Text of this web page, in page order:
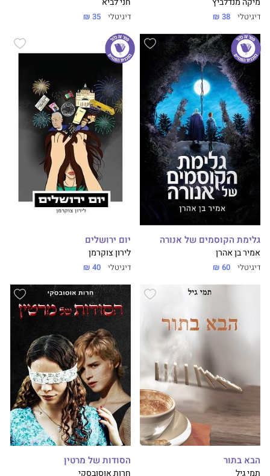
מיקה מנדלביץ
דיגיטלי 38 ₪
חני לביא
דיגיטלי 35 ₪
גלימת הקוסמים של אנורה
אמיר בן אהרן
דיגיטלי 60 ₪
יום ירושלים
לירון צוקרמן
דיגיטלי 40 ₪
הבא בתור
תמי גיל
הסודות של מרטין
חרות אוסובסקי